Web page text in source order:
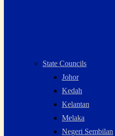
State Councils
Johor
Kedah
Kelantan
Melaka
Negeri Sembilan